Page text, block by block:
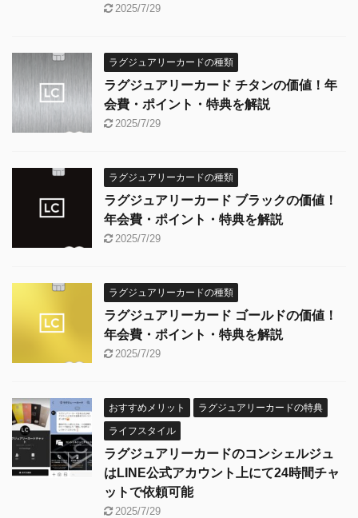
2025/7/29
ラグジュアリーカードの種類
ラグジュアリーカード チタンの価値！年
会費・ポイント・特典を解説
2025/7/29
ラグジュアリーカードの種類
ラグジュアリーカード ブラックの価値！
年会費・ポイント・特典を解説
2025/7/29
ラグジュアリーカードの種類
ラグジュアリーカード ゴールドの価値！
年会費・ポイント・特典を解説
2025/7/29
おすすめメリット ラグジュアリーカードの特典
ライフスタイル
ラグジュアリーカードのコンシェルジュ
はLINE公式アカウント上にて24時間チャ
ットで依頼可能
2025/7/29